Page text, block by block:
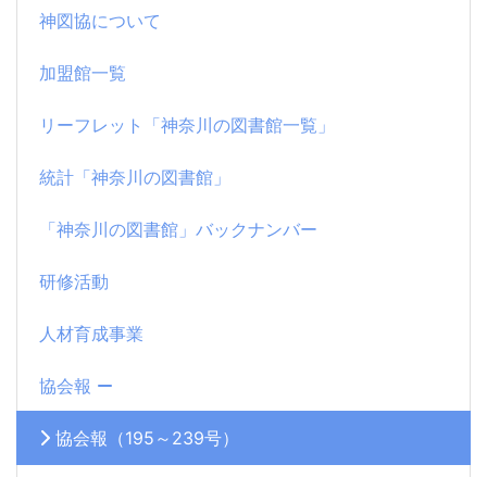
神図協について
加盟館一覧
リーフレット「神奈川の図書館一覧」
統計「神奈川の図書館」
「神奈川の図書館」バックナンバー
研修活動
人材育成事業
協会報
協会報（195～239号）